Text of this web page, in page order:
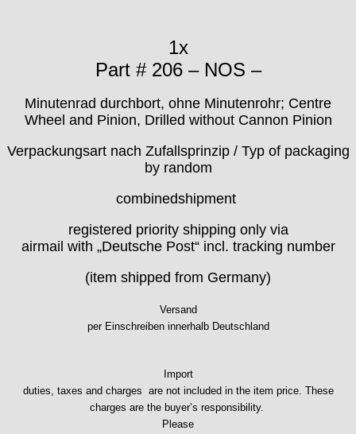
HPP „Henzi & Pfaff"
Intese
ISA
Jean Brun
Kienzle
Peseux
1x
Part # 206 – NOS –
Minutenrad durchbort, ohne Minutenrohr; Centre
Wheel and Pinion, Drilled without Cannon Pinion
Verpackungsart nach Zufallsprinzip / Typ of packaging
by random
combinedshipment
registered priority shipping only via
airmail with „Deutsche Post“ incl. tracking number
(item shipped from Germany)
Versand
per Einschreiben innerhalb Deutschland
Import
duties, taxes and charges are not included in the item price. These
charges are the buyer’s responsibility.
Please